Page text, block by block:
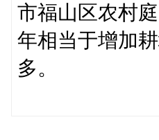
市福山区农村
年相当于增加
多。
（吕